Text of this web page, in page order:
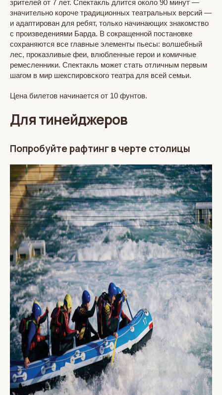
зрителей от 7 лет. Спектакль длится около 90 минут —
значительно короче традиционных театральных версий —
и адаптирован для ребят, только начинающих знакомство
с произведениями Барда. В сокращенной постановке
сохраняются все главные элементы пьесы: волшебный
лес, проказливые феи, влюбленные герои и комичные
ремесленники. Спектакль может стать отличным первым
шагом в мир шекспировского театра для всей семьи.
Цена билетов начинается от 10 фунтов.
Для тинейджеров
Попробуйте рафтинг в черте столицы